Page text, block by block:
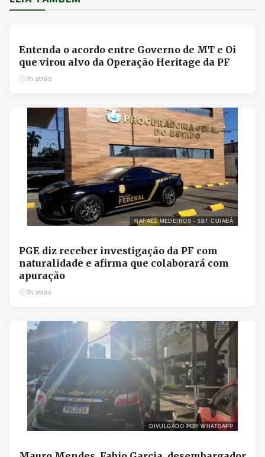
Entenda o acordo entre Governo de MT e Oi
que virou alvo da Operação Heritage da PF
1h atrás
RAFAEL MEDEIROS - SBT CUIABÁ
PGE diz receber investigação da PF com
naturalidade e afirma que colaborará com
apuração
1h atrás
DIVULGADO POR WHATSAPP